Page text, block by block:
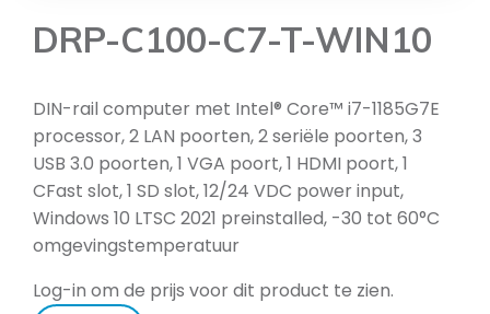
DRP-C100-C7-T-WIN10
DIN-rail computer met Intel® Core™ i7-1185G7E
processor, 2 LAN poorten, 2 seriële poorten, 3
USB 3.0 poorten, 1 VGA poort, 1 HDMI poort, 1
CFast slot, 1 SD slot, 12/24 VDC power input,
Windows 10 LTSC 2021 preinstalled, -30 tot 60°C
omgevingstemperatuur
Log-in om de prijs voor dit product te zien.